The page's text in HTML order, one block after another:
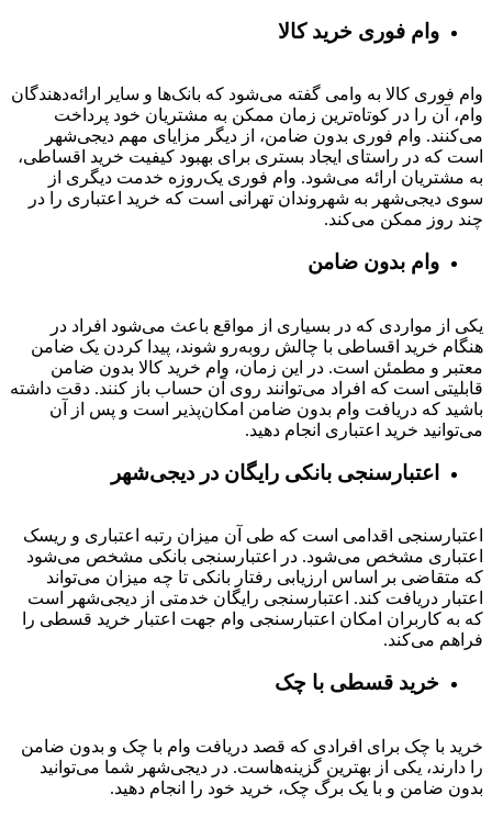
وام فوری خرید کالا
وام فوری کالا به وامی گفته می‌شود که بانک‌ها و سایر ارائه‌دهندگان
وام، آن را در کوتاه‌ترین زمان ممکن به مشتریان خود پرداخت
می‌کنند. وام فوری بدون ضامن، از دیگر مزایای مهم دیجی‌شهر
است که در راستای ایجاد بستری برای بهبود کیفیت خرید اقساطی،
به مشتریان ارائه می‌شود. وام فوری یک‌روزه خدمت دیگری از
سوی دیجی‌شهر به شهروندان تهرانی است که خرید اعتباری را در
چند روز ممکن می‌کند.
وام بدون ضامن
یکی از مواردی که در بسیاری از مواقع باعث می‌شود افراد در
هنگام خرید اقساطی با چالش روبه‌رو شوند، پیدا کردن یک ضامن
معتبر و مطمئن است. در این زمان، وام خرید کالا بدون ضامن
قابلیتی است که افراد می‌توانند روی آن حساب باز کنند. دقت داشته
باشید که دریافت وام بدون ضامن امکان‌پذیر است و پس از آن
می‌توانید خرید اعتباری انجام دهید.
اعتبارسنجی بانکی رایگان در دیجی‌شهر
اعتبارسنجی اقدامی است که طی آن میزان رتبه اعتباری و ریسک
اعتباری مشخص می‌شود. در اعتبارسنجی بانکی مشخص می‌شود
که متقاضی بر اساس ارزیابی رفتار بانکی تا چه میزان می‌تواند
اعتبار دریافت کند. اعتبارسنجی رایگان خدمتی از دیجی‌شهر است
که به کاربران امکان اعتبارسنجی وام جهت اعتبار خرید قسطی را
فراهم می‌کند.
خرید قسطی با چک
خرید با چک برای افرادی که قصد دریافت وام با چک و بدون ضامن
را دارند، یکی از بهترین گزینه‌هاست. در دیجی‌شهر شما می‌توانید
بدون ضامن و با یک برگ چک، خرید خود را انجام دهید.